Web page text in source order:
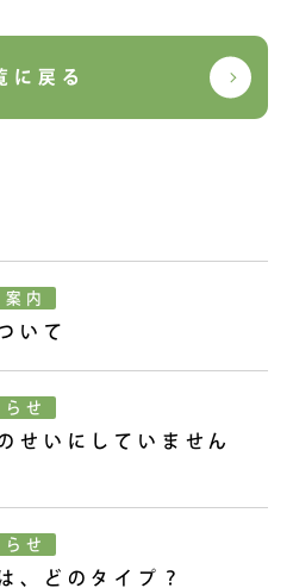
に戻る
内
いて
せ
せいにしていません
せ
、どのタイプ？